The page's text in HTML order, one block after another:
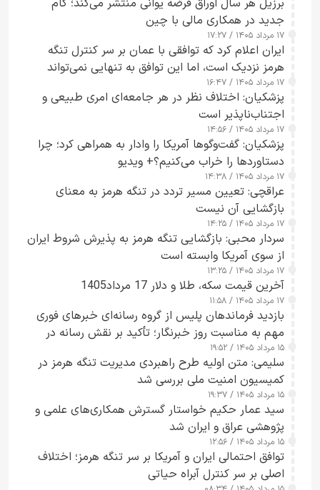
برزیل هر سال اوراق قرضه یوانی منتشر می‌کند؛ گام
جدید در همکاری مالی با چین
۱۷ مرداد ۱۴۰۵ / ۱۷:۲۷
ایران اعلام کرد که توافقی با عمان بر سر کنترل تنگه
هرمز نزدیک است، اما این توافق به تنهایی نمی‌تواند
آبراه را آزاد کند
۱۷ مرداد ۱۴۰۵ / ۱۶:۴۷
پزشکیان: اختلاف نظر در هر جامعه‌ای امری طبیعی و
اجتناب‌ناپذیر است
۱۷ مرداد ۱۴۰۵ / ۱۴:۵۶
پزشکیان: گفت‌وگوها آمریکا را وادار به همراهی کرد؛ چرا
دستاوردها را خراب می‌کنیم؟+ ویدیو
۱۷ مرداد ۱۴۰۵ / ۱۴:۳۸
عراقچی: تعیین مسیر تردد در تنگه هرمز به معنای
بازگشایی آن نیست
۱۷ مرداد ۱۴۰۵ / ۱۴:۲۵
سردار محبی: بازگشایی تنگه هرمز به پذیرش شروط ایران
از سوی آمریکا وابسته است
۱۷ مرداد ۱۴۰۵ / ۱۳:۲۵
آخرین قیمت سکه، طلا و دلار 17 مرداد1405
۱۷ مرداد ۱۴۰۵ / ۱۱:۵۸
بازدید فرماندهان پلیس از گروه رسانه‌ای خبرهای فوری
مهم به مناسبت روز خبرنگار؛ تأکید بر نقش رسانه در
تقویت امنیت و اعتماد عمومی
۱۵ مرداد ۱۴۰۵ / ۱۹:۵۲
سلیمی: متن اولیه طرح راهبردی مدیریت تنگه هرمز در
کمیسیون امنیت ملی بررسی شد
۱۵ مرداد ۱۴۰۵ / ۱۹:۳۷
سید عمار حکیم خواستار گسترش همکاری‌های علمی و
پژوهشی عراق و ایران شد
۱۵ مرداد ۱۴۰۵ / ۱۲:۵۶
توافق احتمالی ایران و آمریکا بر سر تنگه هرمز؛ اختلاف
اصلی بر سر کنترل آبراه حیاتی